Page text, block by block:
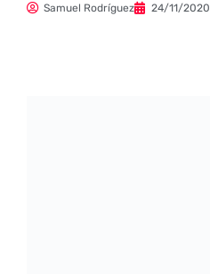
Samuel Rodríguez 24/11/2020